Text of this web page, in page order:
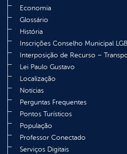
Economia
Glossário
História
Inscrições Conselho Municipal
Interposição de Recurso –
Lei Paulo Gustavo
Localização
Notícias
Perguntas Frequentes
Pontos Turísticos
População
Professor Conectado
Serviços Digitais